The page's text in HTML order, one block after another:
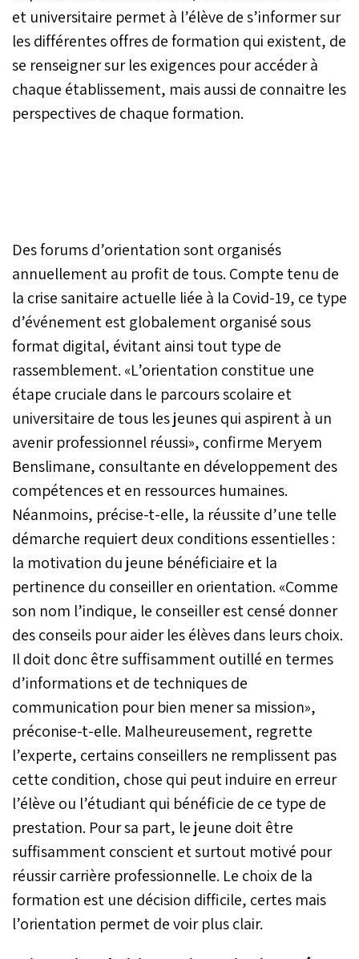
et universitaire permet à l’élève de s’informer sur
les différentes offres de formation qui existent, de
se renseigner sur les exigences pour accéder à
chaque établissement, mais aussi de connaitre les
perspectives de chaque formation.
Des forums d’orientation sont organisés
annuellement au profit de tous. Compte tenu de
la crise sanitaire actuelle liée à la Covid-19, ce type
d’événement est globalement organisé sous
format digital, évitant ainsi tout type de
rassemblement. «L’orientation constitue une
étape cruciale dans le parcours scolaire et
universitaire de tous les jeunes qui aspirent à un
avenir professionnel réussi», confirme Meryem
Benslimane, consultante en développement des
compétences et en ressources humaines.
Néanmoins, précise-t-elle, la réussite d’une telle
démarche requiert deux conditions essentielles :
la motivation du jeune bénéficiaire et la
pertinence du conseiller en orientation. «Comme
son nom l’indique, le conseiller est censé donner
des conseils pour aider les élèves dans leurs choix.
Il doit donc être suffisamment outillé en termes
d’informations et de techniques de
communication pour bien mener sa mission»,
préconise-t-elle. Malheureusement, regrette
l’experte, certains conseillers ne remplissent pas
cette condition, chose qui peut induire en erreur
l’élève ou l’étudiant qui bénéficie de ce type de
prestation. Pour sa part, le jeune doit être
suffisamment conscient et surtout motivé pour
réussir carrière professionnelle. Le choix de la
formation est une décision difficile, certes mais
l’orientation permet de voir plus clair.